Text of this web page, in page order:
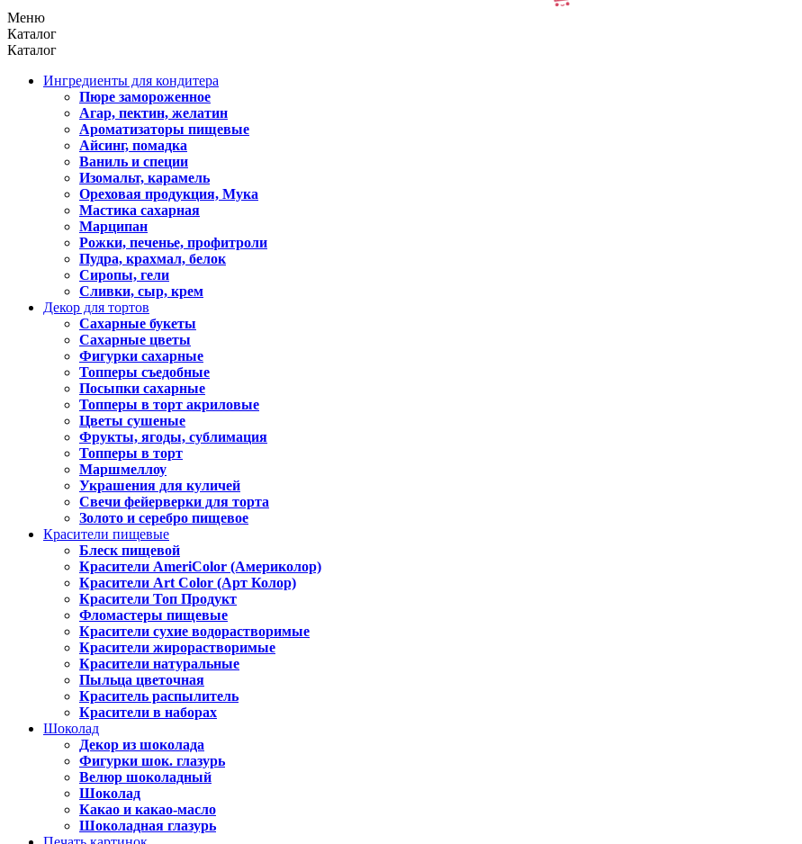
Меню
Каталог
Каталог
Ингредиенты для кондитера
Пюре замороженное
Агар, пектин, желатин
Ароматизаторы пищевые
Айсинг, помадка
Ваниль и специи
Изомальт, карамель
Ореховая продукция, Мука
Мастика сахарная
Марципан
Рожки, печенье, профитроли
Пудра, крахмал, белок
Сиропы, гели
Сливки, сыр, крем
Декор для тортов
Сахарные букеты
Сахарные цветы
Фигурки сахарные
Топперы съедобные
Посыпки сахарные
Топперы в торт акриловые
Цветы сушеные
Фрукты, ягоды, сублимация
Топперы в торт
Маршмеллоу
Украшения для куличей
Свечи фейерверки для торта
Золото и серебро пищевое
Красители пищевые
Блеск пищевой
Красители AmeriColor (Америколор)
Красители Art Color (Арт Колор)
Красители Топ Продукт
Фломастеры пищевые
Красители сухие водорастворимые
Красители жирорастворимые
Красители натуральные
Пыльца цветочная
Краситель распылитель
Красители в наборах
Шоколад
Декор из шоколада
Фигурки шок. глазурь
Велюр шоколадный
Шоколад
Какао и какао-масло
Шоколадная глазурь